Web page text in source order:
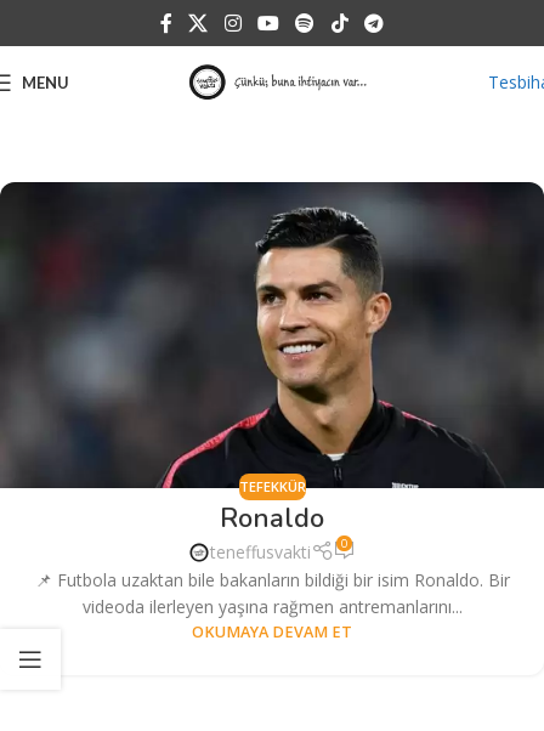
MENU
TEFEKKÜR
Ronaldo
teneffusvakti 0
📌 Futbola uzaktan bile bakanların bildiği bir isim Ronaldo. Bir
videoda ilerleyen yaşına rağmen antremanlarını...
OKUMAYA DEVAM ET